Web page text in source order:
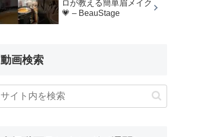
ロが教える簡単眉メイク
💗 – BeauStage
動画検索